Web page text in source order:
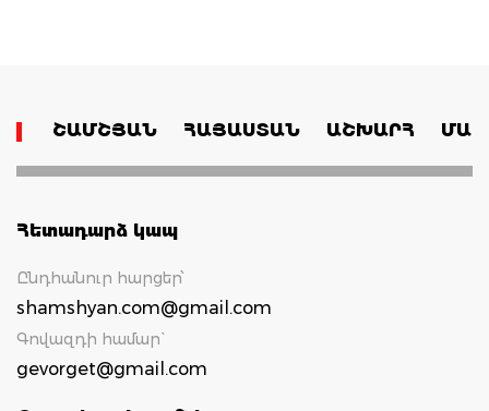
ՇԱՄՇՅԱՆ ՀԱՅԱՍՏԱՆ ԱՇԽԱՐՀ
Հետադարձ կապ
Ընդհանուր հարցեր՝
shamshyan.com@gmail.com
Գովազդի համար`
gevorget@gmail.com